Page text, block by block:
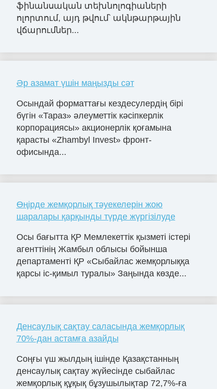
ֆինանսական տեխնոլոգիաների
ոլորտում, այդ թվում՝ ակնթարթային
վճարումներ...
Әр азамат үшін маңызды сәт
Осындай форматтағы кездесулердің бірі
бүгін «Тараз» әлеуметтік кәсіпкерлік
корпорациясы» акционерлік қоғамына
қарасты «Zhambyl Invest» фронт-
офисында...
Өңірде жемқорлық тәуекелерін жою
шаралары қарқынды түрде жүргізілуде
Осы бағытта ҚР Мемлекеттік қызметі істері
агенттінің Жамбыл облысы бойынша
департаменті ҚР «Сыбайлас жемқорлыққа
қарсы іс-қимыл туралы» Заңында көзде...
Денсаулық сақтау саласында жемқорлық
70%-дан астамға азайды
Соңғы үш жылдың ішінде Қазақстанның
денсаулық сақтау жүйесінде сыбайлас
жемқорлық құқық бұзушылықтар 72,7%-ға